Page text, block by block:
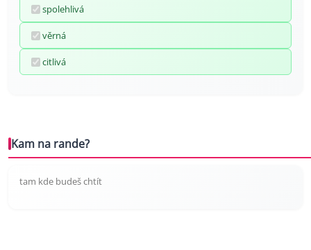
spolehlivá
věrná
citlivá
Kam na rande?
tam kde budeš chtít